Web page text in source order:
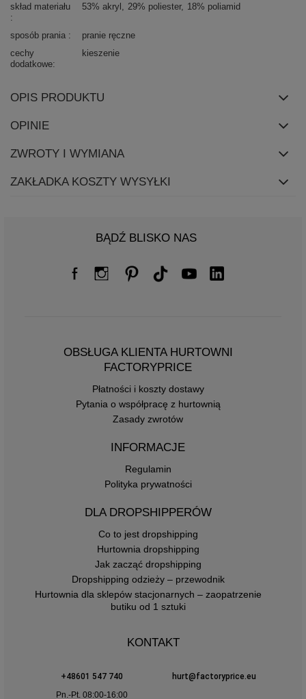
skład materiału
53% akryl 29% poliester 18% poliamid
sposób prania
pranie ręczne
cechy
dodatkowe
kieszenie
OPIS PRODUKTU
OPINIE
ZWROTY I WYMIANA
ZAKŁADKA KOSZTY WYSYŁKI
BĄDŹ BLISKO NAS
OBSŁUGA KLIENTA HURTOWNI
FACTORYPRICE
Płatności i koszty dostawy
Pytania o współpracę z hurtownią
Zasady zwrotów
INFORMACJE
Regulamin
Polityka prywatności
DLA DROPSHIPPERÓW
Co to jest dropshipping
Hurtownia dropshipping
Jak zacząć dropshipping
Dropshipping odzieży – przewodnik
Hurtownia dla sklepów stacjonarnych – zaopatrzenie
butiku od 1 sztuki
KONTAKT
+48601 547 740
hurt@factoryprice.eu
Pn.-Pt. 08:00-16:00